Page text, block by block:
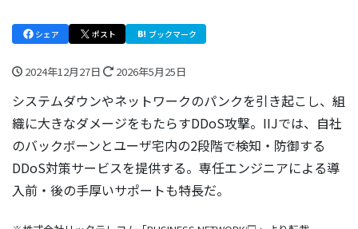
シェア ポスト ブックマーク
2024年12月27日 2026年5月25日
システムダウンやネットワークのパンクを引き起こし、組
織に大きなダメージをもたらすDDoS攻撃。IIJでは、自社
のバックボーンとユーザ宅内の2段階で検知・防御する
DDoS対策サービスを提供する。専任エンジニアによる導
入前・後の手厚いサポートも特長だ。